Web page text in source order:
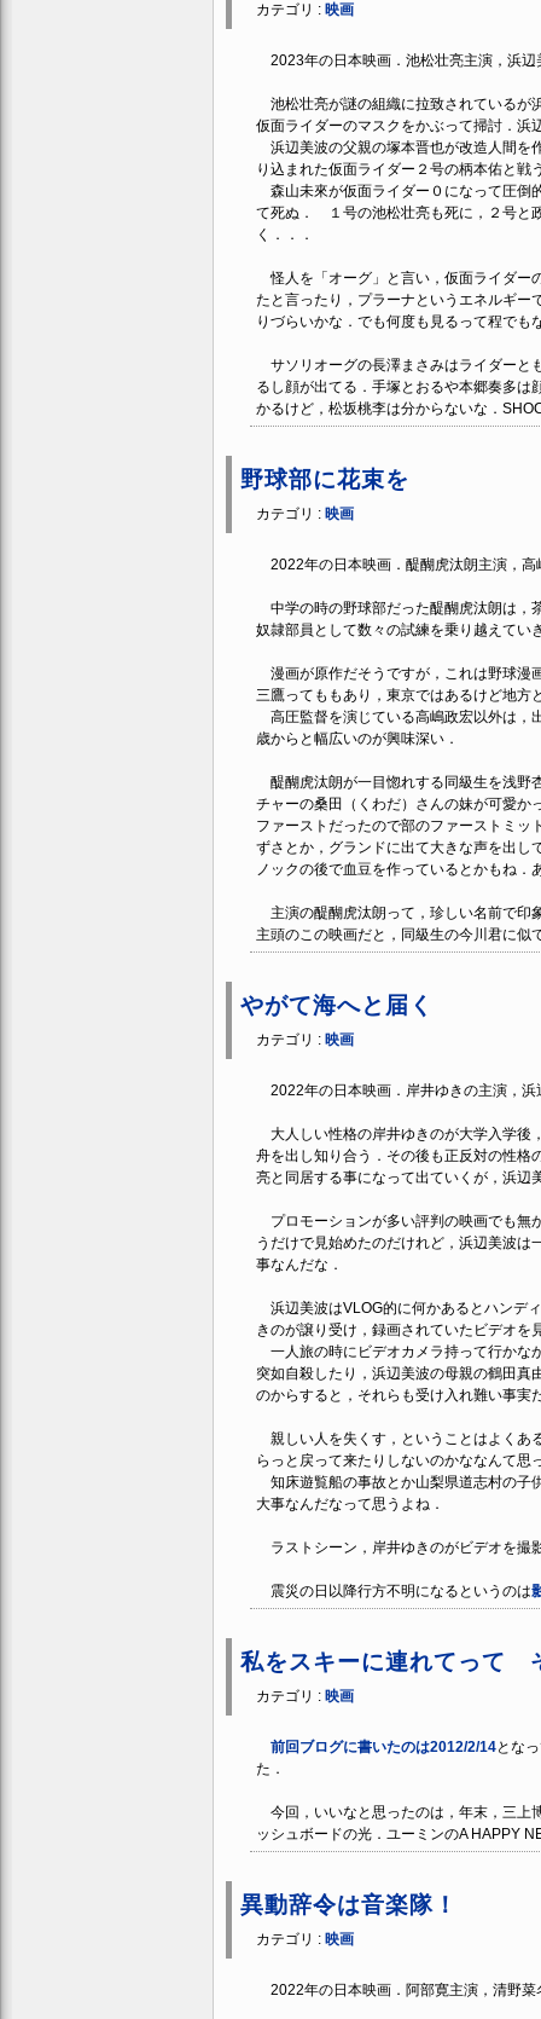
カテゴリ : 映画
2023年の日本映画．池松壮亮主演，浜辺
池松壮亮が謎の組織に拉致されているが
仮面ライダーのマスクをかぶって掃討．浜
浜辺美波の父親の塚本晋也が改造人間を
り込まれた仮面ライダー２号の柄本佑と
森山未來が仮面ライダー０になって圧倒
て死ぬ． １号の池松壮亮も死に，２号と
く．．．
怪人を「オーグ」と言い，仮面ライダー
たと言ったり，プラーナというエネルギー
りづらいかな．でも何度も見るって程でも
サソリオーグの長澤まさみはライダーと
るし顔が出てる．手塚とおるや本郷奏多
かるけど，松坂桃李は分からないな．
野球部に花束を
カテゴリ : 映画
2022年の日本映画．醍醐虎汰朗主演，高
中学の時の野球部だった醍醐虎汰朗は，
奴隷部員として数々の試練を乗り越えてい
漫画が原作だそうですが，これは野球漫
三鷹ってももあり，東京ではあるけど地方
高圧監督を演じている高嶋政宏以外は，
歳からと幅広いのが興味深い．
醍醐虎汰朗が一目惚れする同級生を浅野
チャーの桑田（くわだ）さんの妹が可愛か
ファーストだったので部のファーストミ
ずさとか，グランドに出て大きな声を出
ノックの後で血豆を作っているとかもね．
主演の醍醐虎汰朗って，珍しい名前で印
主頭のこの映画だと，同級生の今川君に
やがて海へと届く
カテゴリ : 映画
2022年の日本映画．岸井ゆきの主演，浜
大人しい性格の岸井ゆきのが大学入学後
舟を出し知り合う．その後も正反対の性格
亮と同居する事になって出ていくが，浜辺
プロモーションが多い評判の映画でも無
うだけで見始めたのだけれど，浜辺美波
事なんだな．
浜辺美波はVLOG的に何かあるとハンデ
きのが譲り受け，録画されていたビデオ
一人旅の時にビデオカメラ持って行かな
突如自殺したり，浜辺美波の母親の鶴田
のからすると，それらも受け入れ難い事実
親しい人を失くす，ということはよくあ
らっと戻って来たりしないのかななんて
知床遊覧船の事故とか山梨県道志村の子
大事なんだなって思うよね．
ラストシーン，岸井ゆきのがビデオを撮
震災の日以降行方不明になるというのは
私をスキーに連れてって
カテゴリ : 映画
前回ブログに書いたのは2012/2/14とな
た．
今回，いいなと思ったのは，年末，三上
ッシュボードの光．ユーミンのA HAPPY
異動辞令は音楽隊！
カテゴリ : 映画
2022年の日本映画．阿部寛主演，清野菜